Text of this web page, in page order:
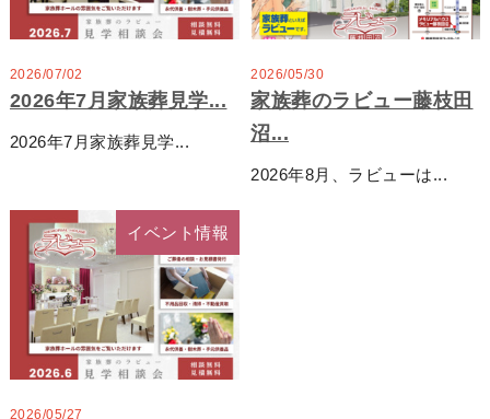
2026/07/02
2026年7月家族葬見学...
2026年7月家族葬見学...
2026/05/30
家族葬のラビュー藤枝田
沼...
2026年8月、ラビューは...
イベント情報
2026/05/27